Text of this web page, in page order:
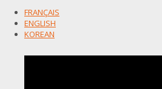
FRANÇAIS
ENGLISH
KOREAN